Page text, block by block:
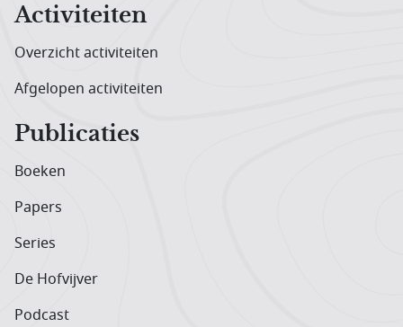
Activiteiten
Overzicht activiteiten
Afgelopen activiteiten
Publicaties
Boeken
Papers
Series
De Hofvijver
Podcast